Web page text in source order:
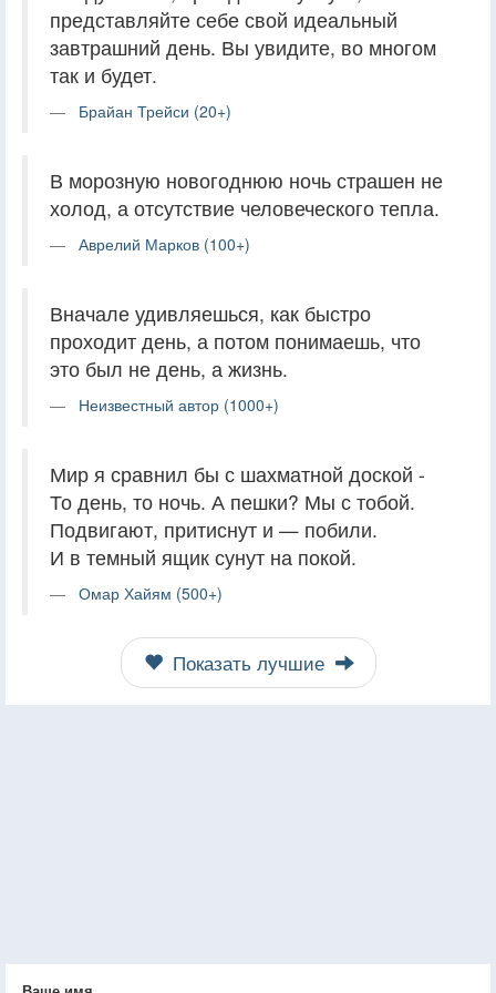
представляйте себе свой идеальный
завтрашний день. Вы увидите, во многом
так и будет.
Брайан Трейси (20+)
В морозную новогоднюю ночь страшен не
холод, а отсутствие человеческого тепла.
Аврелий Марков (100+)
Вначале удивляешься, как быстро
проходит день, а потом понимаешь, что
это был не день, а жизнь.
Неизвестный автор (1000+)
Мир я сравнил бы с шахматной доской -
То день, то ночь. А пешки? Мы с тобой.
Подвигают, притиснут и — побили.
И в темный ящик сунут на покой.
Омар Хайям (500+)
Показать лучшие